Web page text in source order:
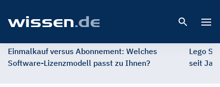
Einmalkauf versus Abonnement: Welches
Software-Lizenzmodell passt zu Ihnen?
Lego
seit